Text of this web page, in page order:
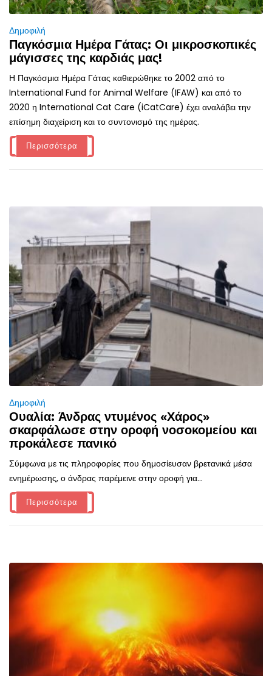
Δημοφιλή
Παγκόσμια Ημέρα Γάτας: Οι μικροσκοπικές
μάγισσες της καρδιάς μας!
Η Παγκόσμια Ημέρα Γάτας καθιερώθηκε το 2002 από το
International Fund for Animal Welfare (IFAW) και από το
2020 η International Cat Care (iCatCare) έχει αναλάβει την
επίσημη διαχείριση και το συντονισμό της ημέρας.
Περισσότερα
Δημοφιλή
Ουαλία: Άνδρας ντυμένος «Χάρος»
σκαρφάλωσε στην οροφή νοσοκομείου και
προκάλεσε πανικό
Σύμφωνα με τις πληροφορίες που δημοσίευσαν βρετανικά μέσα
ενημέρωσης, ο άνδρας παρέμεινε στην οροφή για...
Περισσότερα